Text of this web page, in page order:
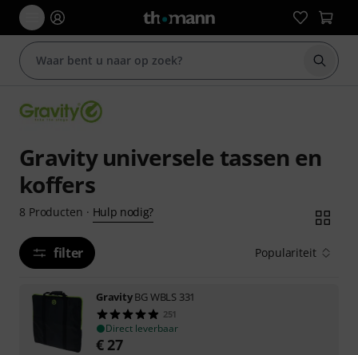
Zoek
Gravity universele tassen en
koffers
8 Producten · Hulp nodig?
filter Populariteit
GravityBG WBLS 331
251
Direct leverbaar
€ 27